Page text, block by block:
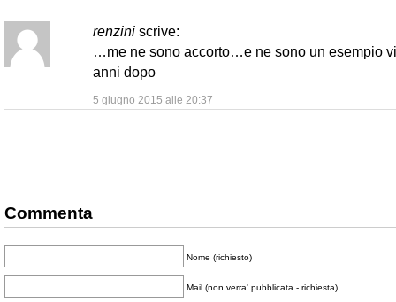
renzini scrive:
5 giugno 2015 alle 20:37
…me ne sono accorto…e ne sono un esempio
anni dopo
Commenta
Nome (richiesto)
Mail (non verra' pubblicata - richiesta)